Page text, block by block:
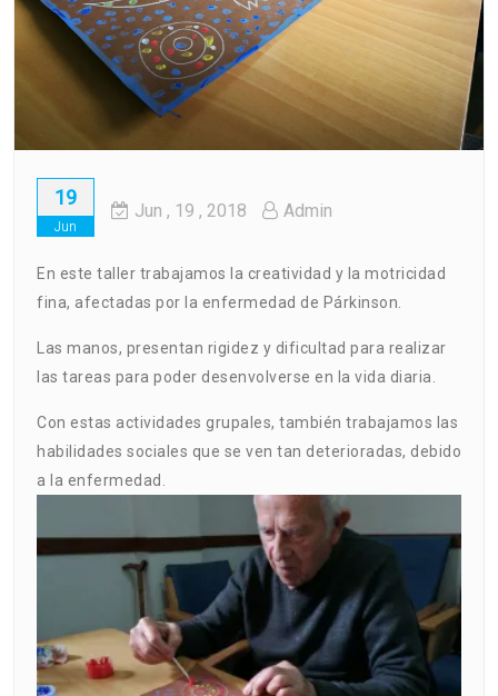
19
Jun
Jun , 19 , 2018 Admin
En este taller trabajamos la creatividad y la motricidad
fina, afectadas por la enfermedad de Párkinson.
Las manos, presentan rigidez y dificultad para realizar
las tareas para poder desenvolverse en la vida diaria.
Con estas actividades grupales, también trabajamos las
habilidades sociales que se ven tan deterioradas, debido
a la enfermedad.